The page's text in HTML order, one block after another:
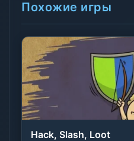
Похожие игры
Hack, Slash, Loot